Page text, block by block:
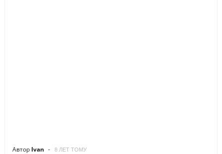
Автор Ivan 8 ЛЕТ ТОМУ